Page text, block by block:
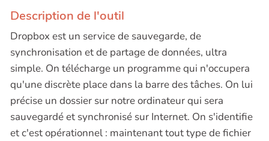
Description de l'outil
Dropbox est un service de sauvegarde, de
synchronisation et de partage de données, ultra
simple. On télécharge un programme qui n'occupera
qu'une discrète place dans la barre des tâches. On lui
précise un dossier sur notre ordinateur qui sera
sauvegardé et synchronisé sur Internet. On s'identifie
et c'est opérationnel : maintenant tout type de fichier